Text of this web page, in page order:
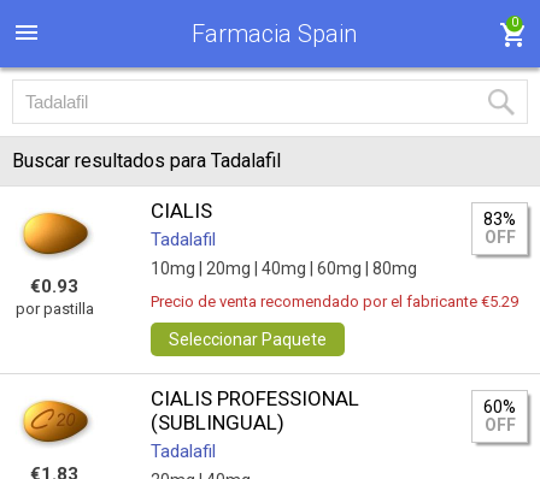
Farmacia Spain 0
Buscar resultados para Tadalafil
€0.93
por pastilla
CIALIS
Tadalafil
10mg | 20mg | 40mg | 60mg | 80mg
83%
OFF
Precio de venta recomendado por el fabricante €5.29
Seleccionar Paquete
€1.83
CIALIS PROFESSIONAL
(SUBLINGUAL)
Tadalafil
60%
OFF